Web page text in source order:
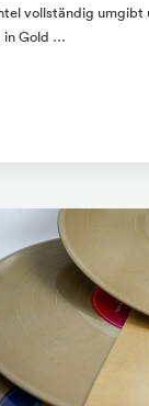
vollständig umgibt
in Gold …